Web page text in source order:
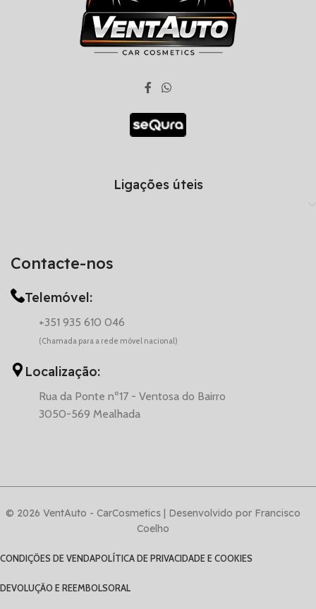
Contacte-nos
Telemóvel:
+351 935 610 046
(Chamada para a rede móvel nacional)
Localização:
Rua da Ponte nº17 - Ventosa do Bairro
3050-569 Mealhada
Ligações úteis
© 2026 VentAuto - CarCosmetics | Desenvolvido por Francisco
Coelho
CONDIÇÕES DE VENDAPOLÍTICA DE PRIVACIDADE E COOKIES
DEVOLUÇÃO E REEMBOLSORAL